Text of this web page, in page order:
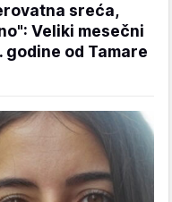
sreća,
Veliki mesečni
godine od Tamare